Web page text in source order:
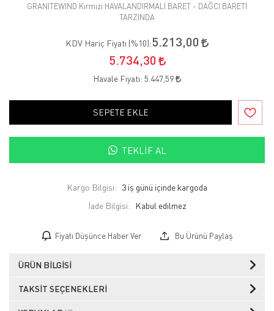
GRANITEWIND Kırmızı HAVALANDIRMALI BARET - DAĞCI BARETİ
TARZINDA
KDV Hariç Fiyatı (%10):5.213,00
5.734,30
Havale Fiyatı: 5.447,59
SEPETE EKLE
TEKLIF AL
Kargo Bilgisi: 3 iş günü içinde kargoda
İade Bilgisi:
Fiyatı Düşünce Haber Ver Bu Ürünü Paylaş
ÜRÜN BILGISI
TAKSIT SEÇENEKLERI